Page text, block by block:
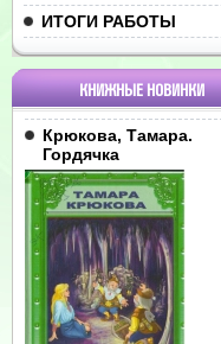
ИТОГИ РАБОТЫ
КНИЖНЫЕ НОВИНКИ
Крюкова, Тамара.
Гордячка